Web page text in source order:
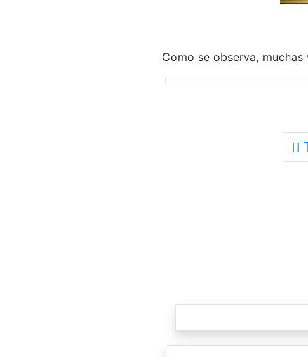
Como se observa,